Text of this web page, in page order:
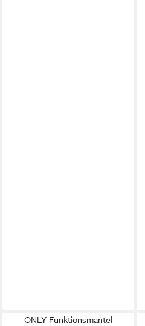
ONLY Funktionsmantel